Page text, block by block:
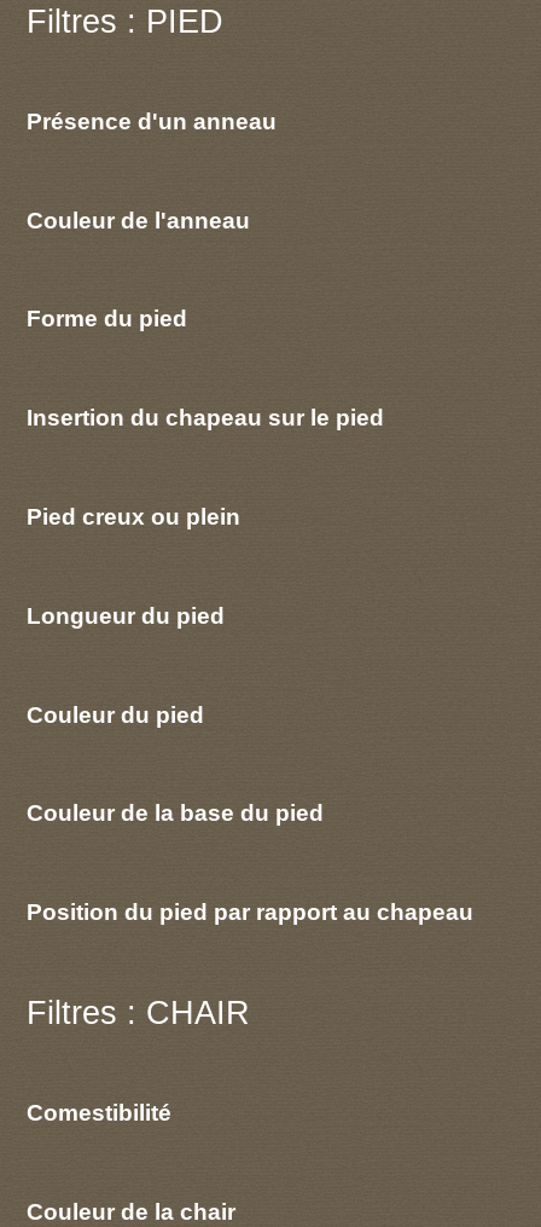
Filtres : PIED
Présence d'un anneau
Couleur de l'anneau
Forme du pied
Insertion du chapeau sur le pied
Pied creux ou plein
Longueur du pied
Couleur du pied
Couleur de la base du pied
Position du pied par rapport au chapeau
Filtres : CHAIR
Comestibilité
Couleur de la chair